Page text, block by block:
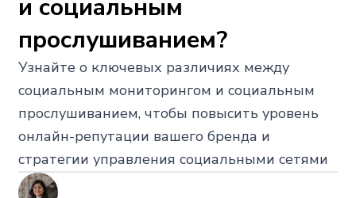
и социальным
прослушиванием?
Узнайте о ключевых различиях между
социальным мониторингом и социальным
прослушиванием, чтобы повысить уровень
онлайн-репутации вашего бренда и
стратегии управления социальными сетями